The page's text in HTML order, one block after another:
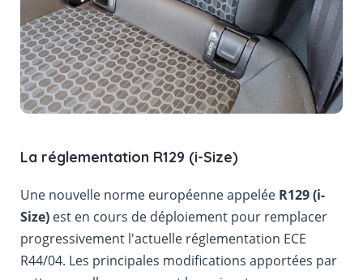
La réglementation R129 (i-Size)
Une nouvelle norme européenne appelée R129 (i-
Size)est en cours de déploiement pour remplacer
progressivement l'actuelle réglementation ECE
R44/04. Les principales modifications apportées par